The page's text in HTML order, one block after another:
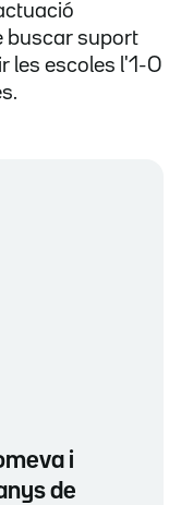
buscar suport
les escoles l'1-O
i
de